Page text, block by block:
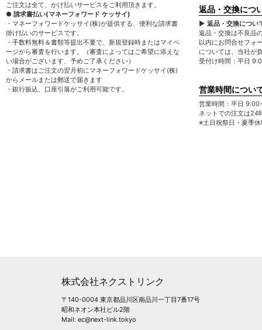
ご注文は全て、かけ払いサービスをご利用頂きます。
● 請求書払い(マネーフォワード ケッサイ)
・マネーフォワードケッサイ(株)が提供する、便利な請求書
掛け払いのサービスです。
・手数料無料＆書類等提出不要で、新規登録時またはマイペ
ージから審査を行います。（審査によってはご希望に添えな
い場合がございます、予めご了承ください）
・請求書はご注文の翌月初にマネーフォワードケッサイ(株)
からメールまたは郵送で届きます
・銀行振込、口座引落がご利用可能です。
返品・交換につ
▶ 返品・交換につい
返品・交換は不良品
以内にお問合せフォ
については、当社が
受付け時間：平日
営業時間につい
営業時間：平日
ネットでの注文は24
※土日祝祭日・夏季
株式会社ネクストリンク
〒140-0004 東京都品川区南品川一丁目7番17号
昭和ネオン本社ビル2階
Mail: ec@next-link.tokyo